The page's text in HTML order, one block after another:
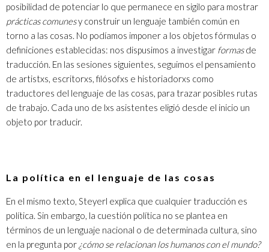
posibilidad de potenciar lo que permanece en sigilo para mostrar
prácticas comunesy construir un lenguaje también común en
torno a las cosas. No podíamos imponer a los objetos fórmulas o
definiciones establecidas: nos dispusimos a investigar formasde
traducción. En las sesiones siguientes, seguimos el pensamiento
de artistxs, escritorxs, filósofxs e historiadorxs como
traductores del lenguaje de las cosas, para trazar posibles rutas
de trabajo. Cada uno de lxs asistentes eligió desde el inicio un
objeto por traducir.
La política en el lenguaje de las cosas
En el mismo texto, Steyerl explica que cualquier traducción es
política. Sin embargo, la cuestión política no se plantea en
términos de un lenguaje nacional o de determinada cultura, sino
en la pregunta por ¿cómo se relacionan los humanos con el mundo?